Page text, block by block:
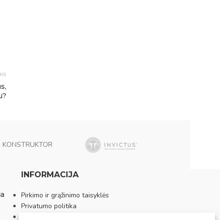
KONSTRUKTOR
INFORMACIJA
Pirkimo ir grąžinimo taisyklės
Privatumo politika